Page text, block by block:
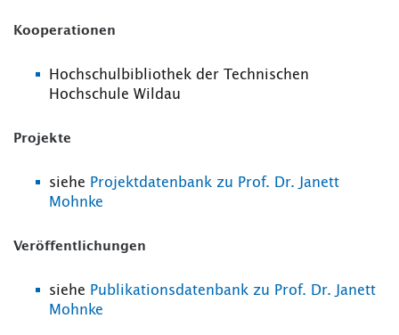
Kooperationen
Hochschulbibliothek der Technischen
Hochschule Wildau
Projekte
siehe Projektdatenbank zu Prof. Dr. Janett
Mohnke
Veröffentlichungen
siehe Publikationsdatenbank zu Prof. Dr. Janett
Mohnke